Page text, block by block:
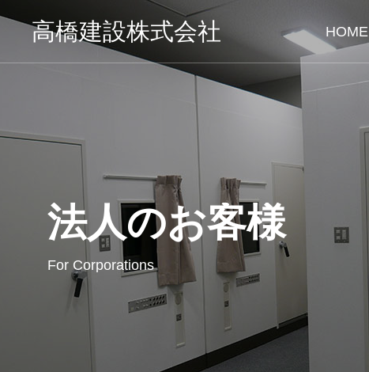
高橋建設株式会社 HOME
法人のお客様
For Corporations